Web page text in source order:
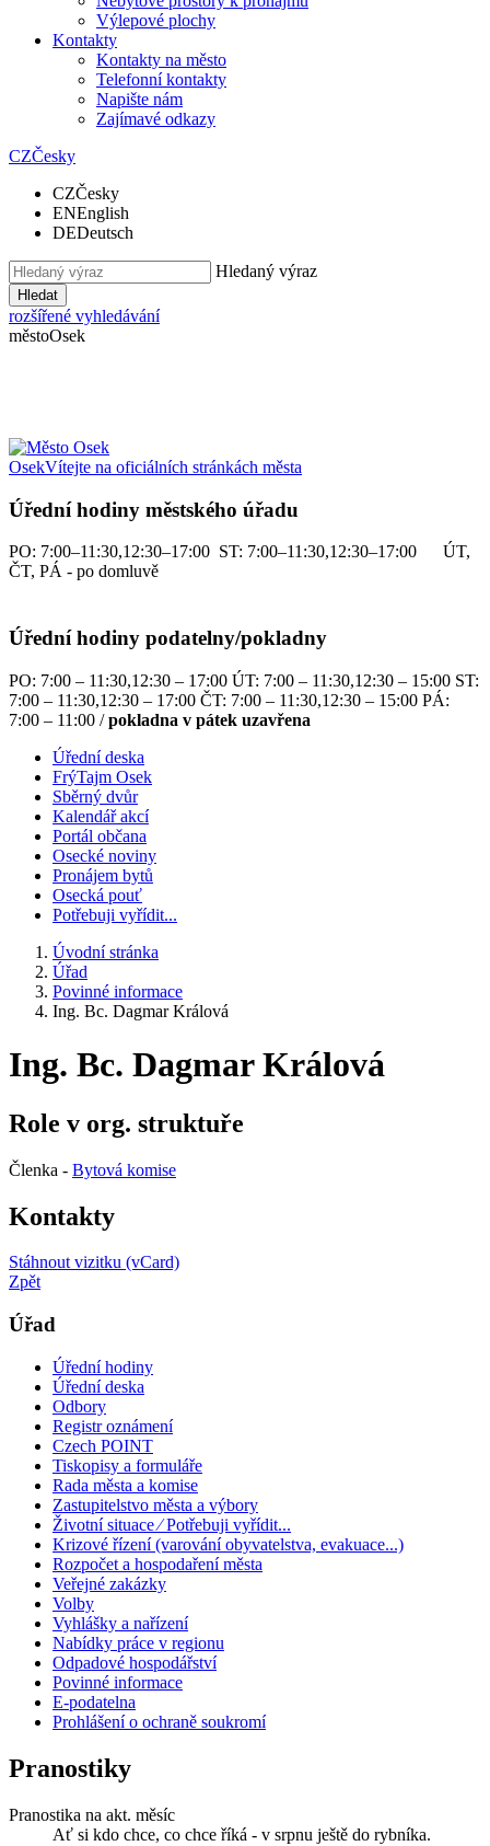
Výlepové plochy
Kontakty
Kontakty na město
Telefonní kontakty
Napište nám
Zajímavé odkazy
CZČesky
CZČesky
ENEnglish
DEDeutsch
Hledaný výraz
Hledat
rozšířené vyhledávání
městoOsek
OsekVítejte na oficiálních stránkách města
Úřední hodiny městského úřadu
PO: 7:00–11:30,12:30–17:00 ST: 7:00–11:30,12:30–17:00 ÚT,
ČT, PÁ - po domluvě
Úřední hodiny podatelny/pokladny
PO: 7:00 – 11:30,12:30 – 17:00 ÚT: 7:00 – 11:30,12:30 – 15:00 ST:
7:00 – 11:30,12:30 – 17:00 ČT: 7:00 – 11:30,12:30 – 15:00 PÁ:
7:00 – 11:00 /pokladna v pátek uzavřena
Úřední deska
FrýTajm Osek
Sběrný dvůr
Kalendář akcí
Portál občana
Osecké noviny
Pronájem bytů
Osecká pouť
Potřebuji vyřídit...
Úvodní stránka
Úřad
Povinné informace
Ing. Bc. Dagmar Králová
Ing. Bc. Dagmar Králová
Role v org. struktuře
Členka - Bytová komise
Kontakty
Stáhnout vizitku (vCard)
Zpět
Úřad
Úřední hodiny
Úřední deska
Odbory
Registr oznámení
Czech POINT
Tiskopisy a formuláře
Rada města a komise
Zastupitelstvo města a výbory
Životní situace ⁄ Potřebuji vyřídit...
Krizové řízení (varování obyvatelstva, evakuace...)
Rozpočet a hospodaření města
Veřejné zakázky
Volby
Vyhlášky a nařízení
Nabídky práce v regionu
Odpadové hospodářství
Povinné informace
E-podatelna
Prohlášení o ochraně soukromí
Pranostiky
Pranostika na akt. měsíc
Ať si kdo chce, co chce říká - v srpnu ještě do rybníka.